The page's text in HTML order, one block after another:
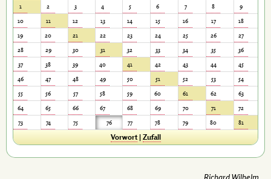
1 2 3 4 5 6 7 8 9
10 11 12 13 14 15 16 17 18
19 20 21 22 23 24 25 26 27
28 29 30 31 32 33 34 35 36
37 38 39 40 41 42 43 44 45
46 47 48 49 50 51 52 53 54
55 56 57 58 59 60 61 62 63
64 65 66 67 68 69 70 71 72
73 74 75 76 77 78 79 80 81
Vorwort|Zufall